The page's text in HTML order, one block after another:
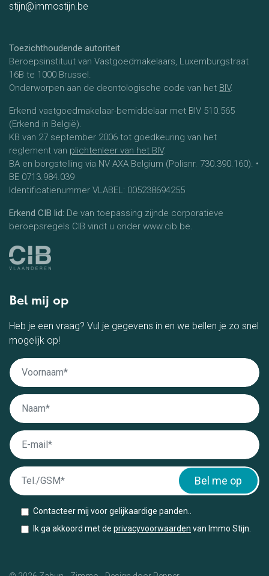
stijn@immostijn.be
Toezichthoudende autoriteit
Beroepsinstituut van Vastgoedmakelaars, Luxemburgstraat
16B te 1000 Brussel.
Onderworpen aan de deontologische code van het BIV.
Erkend vastgoedmakelaar-bemiddelaar met BIV 510.565
(Erkend in België).
KB van 27 september 2006 tot goedkeuring van het
reglement van plichtenleer van het BIV.
BA en borgstelling via NV AXA Belgium (Polisnr. 730.390.160). •
BE 0713.984.039
Identificatienummer VLABEL: 005238694255
Erkend CIB lid: De van toepassing zijnde corporatieve
beroepsregels CIB vindt u onder www.cib.be.
Bel mij op
Heb je een vraag? Vul je gegevens in en we bellen je zo snel
mogelijk op!
Bel me op
Contacteer mij voor gelijkaardige panden..
Ik ga akkoord met de privacyvoorwaarden van Immo Stijn.